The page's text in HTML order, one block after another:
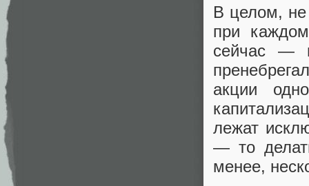
В целом, не
при
сейчас —
акции
лежат
— то
менее,